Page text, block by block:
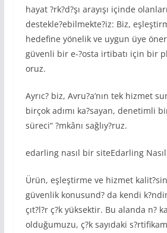
hayat ?rk?d?şı arayışı içinde
destekle?ebilmekte?iz: Biz,
hedefine yönelik ve uygun üye
güvenli bir e-?osta irtibatı için bir
oruz.
Ayrıc? biz, Avru?a’nın tek hizmet
birçok adımı ka?sayan, denetimli
süreci“ ?mkânı sağlıy?ruz.
edarling nasıl bir siteEdarling
Ürün, eşleştirme ve hizmet
güvenlik konusund? da kendi
çıt?l?r ç?k yüksektir. Bu alanda n?
olduğumuzu, ç?k sayıdaki